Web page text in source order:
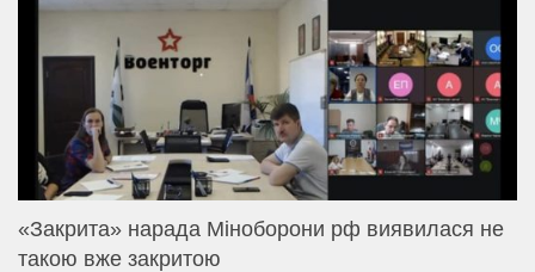
«Закрита» нарада Міноборони рф виявилася не
такою вже закритою